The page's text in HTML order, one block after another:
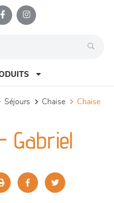
séjours chaise chaise
Gabriel